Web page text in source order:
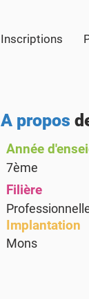
Inscriptions
A propos
Année
7ème
Filière
Implantation
Mons